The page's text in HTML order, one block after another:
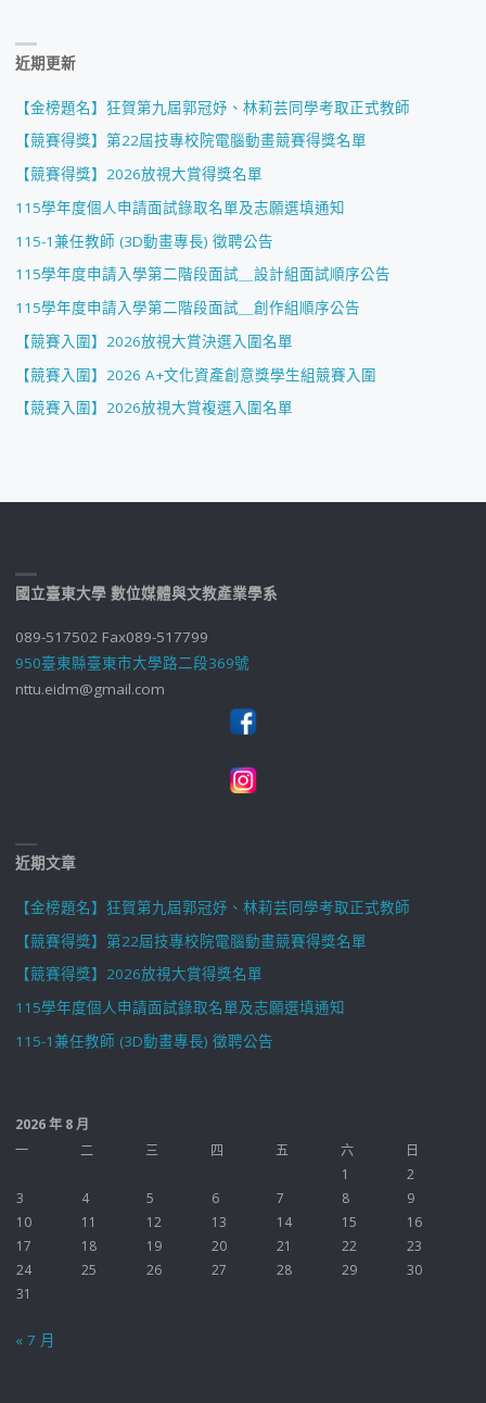
近期更新
【金榜題名】狂賀第九屆郭冠妤、林莉芸同學考取正式教師
【競賽得獎】第22屆技專校院電腦動畫競賽得獎名單
【競賽得獎】2026放視大賞得獎名單
115學年度個人申請面試錄取名單及志願選填通知
115-1兼任教師 (3D動畫專長) 徵聘公告
115學年度申請入學第二階段面試＿設計組面試順序公告
115學年度申請入學第二階段面試＿創作組順序公告
【競賽入圍】2026放視大賞決選入圍名單
【競賽入圍】2026 A+文化資產創意獎學生組競賽入圍
【競賽入圍】2026放視大賞複選入圍名單
國立臺東大學 數位媒體與文教產業學系
089-517502 Fax089-517799
950臺東縣臺東市大學路二段369號
nttu.eidm@gmail.com
近期文章
【金榜題名】狂賀第九屆郭冠妤、林莉芸同學考取正式教師
【競賽得獎】第22屆技專校院電腦動畫競賽得獎名單
【競賽得獎】2026放視大賞得獎名單
115學年度個人申請面試錄取名單及志願選填通知
115-1兼任教師 (3D動畫專長) 徵聘公告
2026 年 8 月
一
二 三 四 五 六
日
1
2
3
4 5 6 7 8
9
10
11 12 13 14 15
16
17
18 19 20 21 22
23
24
25 26 27 28 29
30
31
« 7 月